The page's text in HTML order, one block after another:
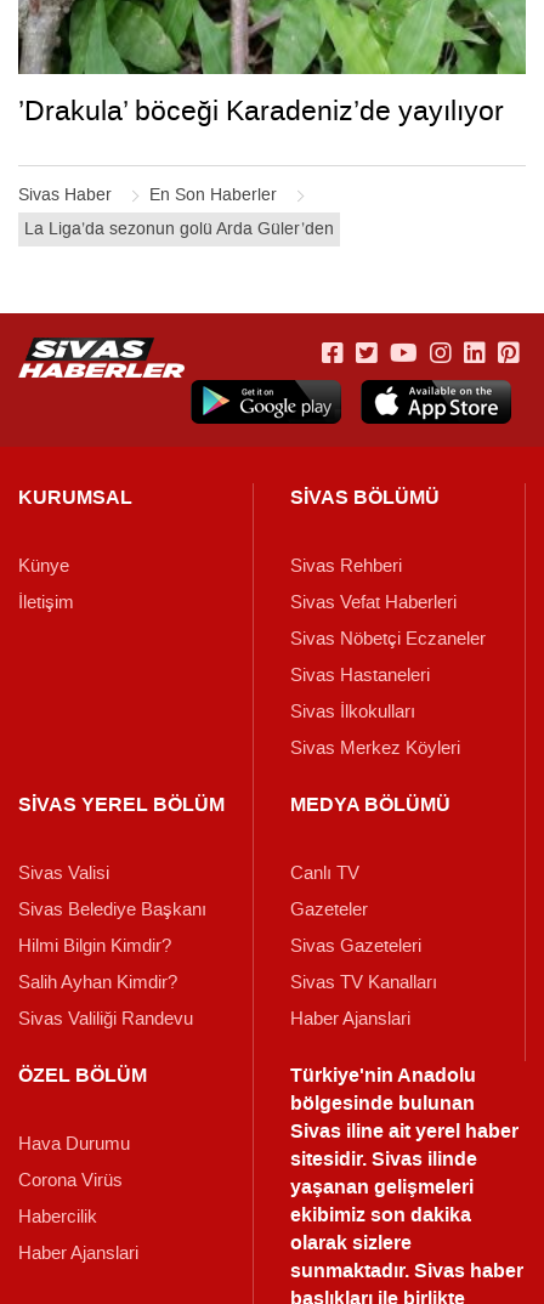
Sivas Haber
En Son Haberler
La Liga’da sezonun golü Arda Güler’den
’Drakula’ böceği Karadeniz’de yayılıyor
KURUMSAL
Künye
İletişim
SİVAS BÖLÜMÜ
Sivas Rehberi
Sivas Vefat Haberleri
Sivas Nöbetçi Eczaneler
Sivas Hastaneleri
Sivas İlkokulları
Sivas Merkez Köyleri
SİVAS YEREL BÖLÜM
Sivas Valisi
Sivas Belediye Başkanı
Hilmi Bilgin Kimdir?
Salih Ayhan Kimdir?
Sivas Valiliği Randevu
MEDYA BÖLÜMÜ
Canlı TV
Gazeteler
Sivas Gazeteleri
Sivas TV Kanalları
Haber Ajanslari
ÖZEL BÖLÜM
Hava Durumu
Corona Virüs
Habercilik
Haber Ajanslari
Türkiye'nin Anadolu
bölgesinde bulunan
Sivas iline ait yerel haber
sitesidir. Sivas ilinde
yaşanan gelişmeleri
ekibimiz son dakika
olarak sizlere
sunmaktadır.Sivas haber